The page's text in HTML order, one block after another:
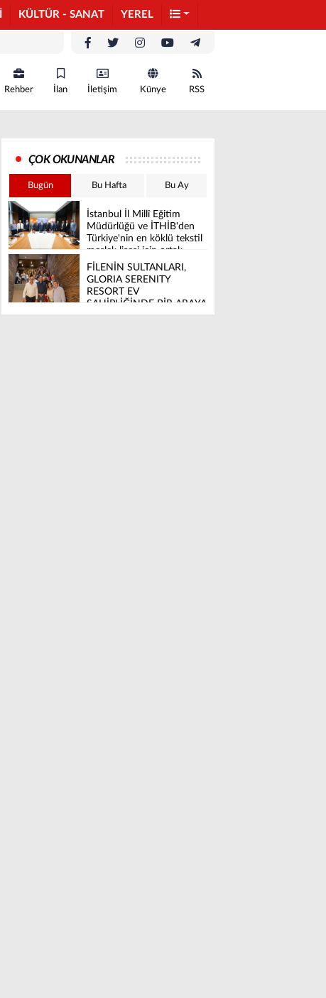
KÜLTÜR - SANAT YEREL
Rehber İlan İletişim Künye RSS
ÇOK OKUNANLAR
Bugün Bu Hafta Bu Ay
İstanbul İl Millî Eğitim
Müdürlüğü ve İTHİB'den
Türkiye'nin en köklü tekstil
meslek lisesi için ortak
vizyon
FİLENİN SULTANLARI,
GLORIA SERENITY
RESORT EV
SAHİPLİĞİNDE BİR ARAYA